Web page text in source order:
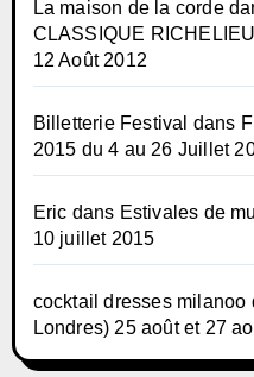
La maison de la corde
CLASSIQUE
12 Août 2012
Billetterie Festival dans
2015 du 4 au 26 Juillet
Eric dans Estivales de
10 juillet 2015
cocktail dresses milanoo
Londres) 25 août et 27